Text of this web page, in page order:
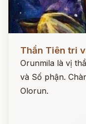
Đọc ngay
Thần Tiên tri
Orunmila là vị
và Số phận.
Olorun.